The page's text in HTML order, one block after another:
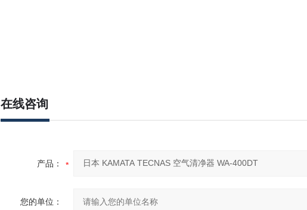
在线咨询
产品：
您的单位：